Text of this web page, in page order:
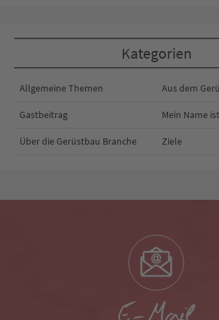
Kategorien
Allgemeine Themen Aus dem
Gastbeitrag Mein Name
Über die Gerüstbau Branche Ziele